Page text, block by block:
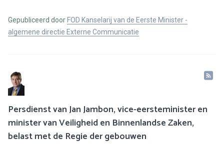
Gepubliceerd door FOD Kanselarij van de Eerste Minister -
algemene directie Externe Communicatie
Persdienst van Jan Jambon, vice-eersteminister en
minister van Veiligheid en Binnenlandse Zaken,
belast met de Regie der gebouwen